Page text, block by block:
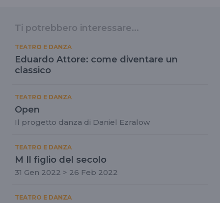
Ti potrebbero interessare...
TEATRO E DANZA
Eduardo Attore: come diventare un
classico
TEATRO E DANZA
Open
Il progetto danza di Daniel Ezralow
TEATRO E DANZA
M Il figlio del secolo
31 Gen 2022 > 26 Feb 2022
TEATRO E DANZA